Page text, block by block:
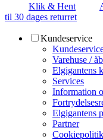
Klik & Hent
til 30 dages returret
Kundeservice
Varehuse /
Elgigantens
Services
Information
Elgigantens
Partner
Cookiepolitik